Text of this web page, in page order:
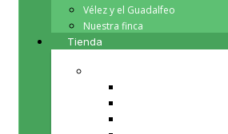
Vélez y el Guadalfeo
Nuestra finca
Tienda